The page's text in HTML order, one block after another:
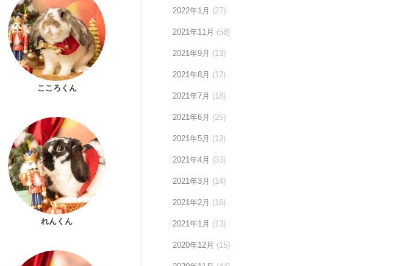
こころくん
れんくん
2022年1月 (27)
2021年11月 (58)
2021年9月 (13)
2021年8月 (12)
2021年7月 (18)
2021年6月 (25)
2021年5月 (12)
2021年4月 (33)
2021年3月 (14)
2021年2月 (16)
2021年1月 (13)
2020年12月 (15)